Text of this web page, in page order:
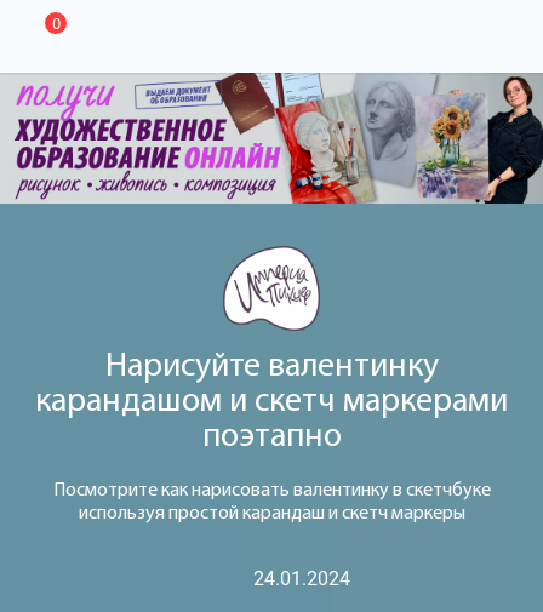
0
Нарисуйте валентинку
карандашом и скетч маркерами
поэтапно
Посмотрите как нарисовать валентинку в скетчбуке
используя простой карандаш и скетч маркеры
24.01.2024